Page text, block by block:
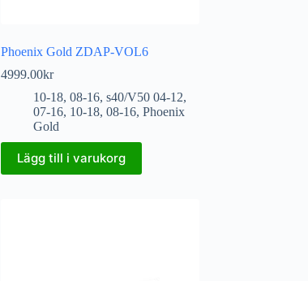
Phoenix Gold ZDAP-VOL6
4999.00kr
10-18, 08-16, s40/V50 04-12,
07-16, 10-18, 08-16, Phoenix
Gold
Lägg till i varukorg